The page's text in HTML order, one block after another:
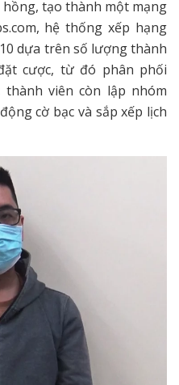
tạo thành một mạng
hệ thống xếp hạng
dựa trên số lượng thành
cược, từ đó phân phối
viên còn lập nhóm
cờ bạc và sắp xếp lịch